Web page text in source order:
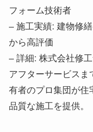
フォーム技術者
– 施工実績: 建物修
から高評価
– 詳細: 株式会社修
アフターサービスま
有者のプロ集団が住
品質な施工を提供。